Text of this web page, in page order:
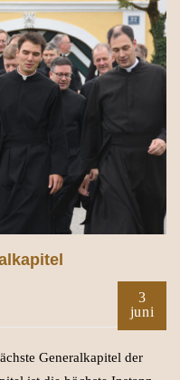
3
juni
Generalkapitel der